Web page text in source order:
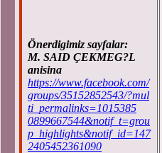
Önerdigimiz sayfalar:
M. SAID ÇEKMEG?L
anisina
https://www.facebook.com/
groups/35152852543/?mul
ti_permalinks=1015385
0899667544&notif_t=grou
p_highlights&notif_id=147
2405452361090